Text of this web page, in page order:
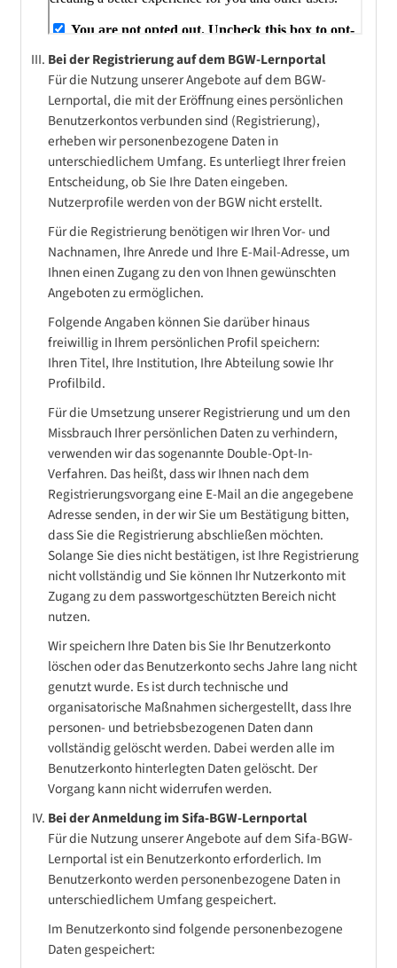
Bei der Registrierung auf dem BGW-Lernportal
Für die Nutzung unserer Angebote auf dem BGW-
Lernportal, die mit der Eröffnung eines persönlichen
Benutzerkontos verbunden sind (Registrierung),
erheben wir personenbezogene Daten in
unterschiedlichem Umfang. Es unterliegt Ihrer freien
Entscheidung, ob Sie Ihre Daten eingeben.
Nutzerprofile werden von der BGW nicht erstellt.
Für die Registrierung benötigen wir Ihren Vor- und
Nachnamen, Ihre Anrede und Ihre E-Mail-Adresse, um
Ihnen einen Zugang zu den von Ihnen gewünschten
Angeboten zu ermöglichen.
Folgende Angaben können Sie darüber hinaus
freiwillig in Ihrem persönlichen Profil speichern:
Ihren Titel, Ihre Institution, Ihre Abteilung sowie Ihr
Profilbild.
Für die Umsetzung unserer Registrierung und um den
Missbrauch Ihrer persönlichen Daten zu verhindern,
verwenden wir das sogenannte Double-Opt-In-
Verfahren. Das heißt, dass wir Ihnen nach dem
Registrierungsvorgang eine E-Mail an die angegebene
Adresse senden, in der wir Sie um Bestätigung bitten,
dass Sie die Registrierung abschließen möchten.
Solange Sie dies nicht bestätigen, ist Ihre Registrierung
nicht vollständig und Sie können Ihr Nutzerkonto mit
Zugang zu dem passwortgeschützten Bereich nicht
nutzen.
Wir speichern Ihre Daten bis Sie Ihr Benutzerkonto
löschen oder das Benutzerkonto sechs Jahre lang nicht
genutzt wurde. Es ist durch technische und
organisatorische Maßnahmen sichergestellt, dass Ihre
personen- und betriebsbezogenen Daten dann
vollständig gelöscht werden. Dabei werden alle im
Benutzerkonto hinterlegten Daten gelöscht. Der
Vorgang kann nicht widerrufen werden.
Bei der Anmeldung im Sifa-BGW-Lernportal
Für die Nutzung unserer Angebote auf dem Sifa-BGW-
Lernportal ist ein Benutzerkonto erforderlich. Im
Benutzerkonto werden personenbezogene Daten in
unterschiedlichem Umfang gespeichert.
Im Benutzerkonto sind folgende personenbezogene
Daten gespeichert: